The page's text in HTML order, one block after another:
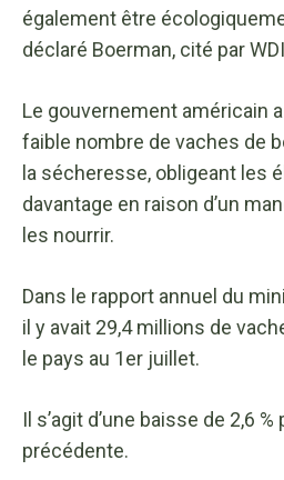
également être
déclaré Boerman, cité par
Le gouvernement américain
faible nombre de vaches de
la sécheresse, obligeant les
davantage en raison d’un
les nourrir.
Dans le rapport annuel du
il y avait 29,4 millions de
le pays au 1er juillet.
Il s’agit d’une baisse de 2,6 %
précédente.